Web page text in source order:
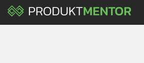
Skip
main